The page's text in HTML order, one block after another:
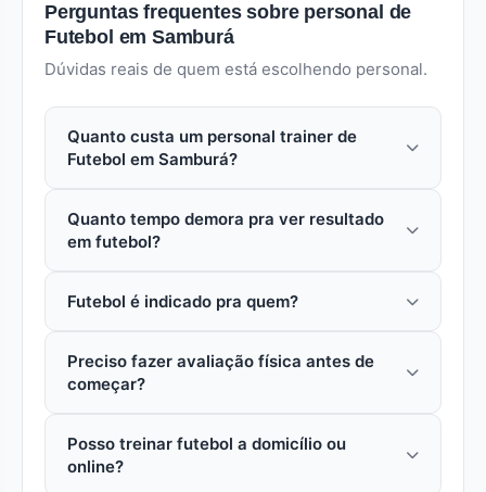
Perguntas frequentes sobre personal de
Futebol em Samburá
Dúvidas reais de quem está escolhendo personal.
Quanto custa um personal trainer de
Futebol em Samburá?
personal especializado em futebol custa entre R$
80 a R$ 250. Pacotes mensais reduzem o custo
Quanto tempo demora pra ver resultado
em futebol?
iniciais (postura, condicionamento) aparecem em
pedem 3 a 6 meses de treino consistente.
Aderência ao plano é o maior preditor de
Futebol é indicado pra quem?
especificamente esse objetivo. Personal trainer
faz avaliação inicial pra confirmar adequação ao
Preciso fazer avaliação física antes de
começar?
anamnese (histórico, lesões, medicações),
avaliação postural e antropometria antes de
Posso treinar futebol a domicílio ou
online?